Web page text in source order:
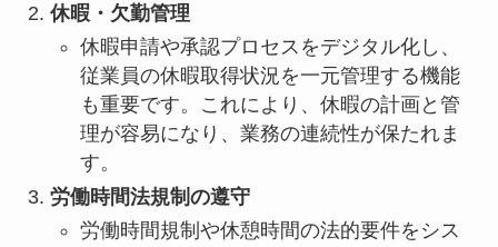
休暇・欠勤管理
休暇申請や承認プロセスをデジタル化し、
従業員の休暇取得状況を一元管理する機能
も重要です。これにより、休暇の計画と管
理が容易になり、業務の連続性が保たれま
す。
労働時間法規制の遵守
労働時間規制や休憩時間の法的要件をシス